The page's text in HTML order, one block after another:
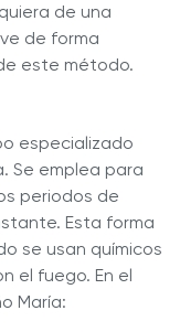
de una
de forma
este método.
especializado
Se emplea para
periodos de
Esta forma
se usan químicos
el fuego. En el
María: